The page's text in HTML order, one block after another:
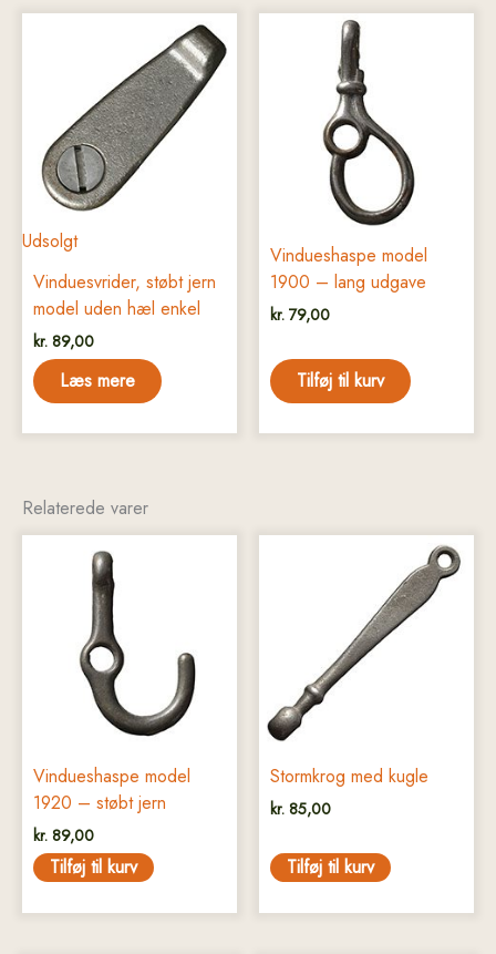
Udsolgt
Vinduesvrider, støbt jern
model uden hæl enkel
kr. 89,00
Læs mere
Vindueshaspe model
1900 – lang udgave
kr. 79,00
Tilføj til kurv
Relaterede varer
Vindueshaspe model
1920 – støbt jern
kr. 89,00
Tilføj til kurv
Stormkrog med kugle
kr. 85,00
Tilføj til kurv